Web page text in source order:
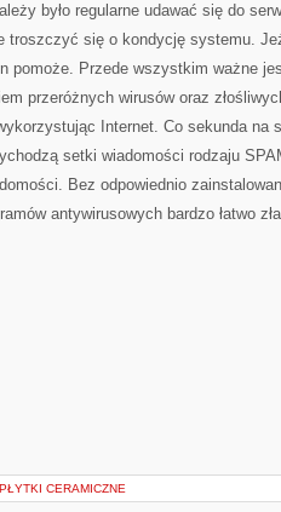
było regularne udawać się do
troszczyć się o kondycję systemu.
pomoże. Przede wszystkim ważne
przeróżnych wirusów oraz
Internet. Co sekunda na
setki wiadomości rodzaju
Bez odpowiednio
antywirusowych bardzo łatwo
CERAMICZNE